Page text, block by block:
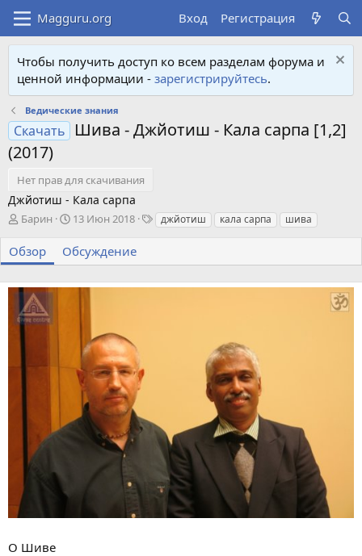
Вход Регистрация
Чтобы получить доступ ко всем разделам форума и
ценной информации - зарегистрируйтесь.
Ведические знания
Скачать
Шива - Джйотиш - Кала сарпа [1,2]
(2017)
Нет прав для скачивания
Джйотиш - Кала сарпа
А
т
о
Барин
Д
т
а
о
я
13 Июн 2018
Т
и
джйотиш кала сарпа шива
Обзор Обсуждение
О Шиве